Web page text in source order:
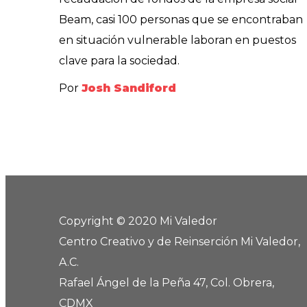
Beam, casi 100 personas que se encontraban
en situación vulnerable laboran en puestos
clave para la sociedad.
PorJosh Sandiford
Copyright © 2020 Mi Valedor
Centro Creativo y de Reinserción Mi Valedor,
A.C.
Rafael Ángel de la Peña 47, Col. Obrera,
CDMX